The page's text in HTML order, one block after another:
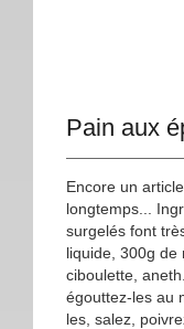
Pain aux
Encore un
longtemps...
surgelés font
liquide, 300g de
ciboulette,
égouttez-les au
les, salez,